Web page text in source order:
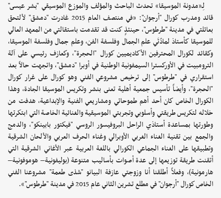
لِـ«مدونة الموسيقا» تحدث الباحث والمؤلف والموزع الموسيقي "بشر عيسى"
قائد ومدرب كورال "أرجوان": «في منتصف العام 2015 غادرت "دمشق" لألتحق
بعائلتي في مدينة "طرطوس"، حينئذٍ كنت قد تقدمت باستقالتي من المعهد العالي
للموسيقا كأستاذ لمادّتَي علم الجمال وفلسفة الفن، وعلم جمال وفلسفة الموسيقا،
وكقائد لكورال المحترفين الأكاديميين كورال "الحجرة"، وكعازف رئيسي على آلة
الترومبيت في الأوركسترا السيمفونية الوطنية في أوبرا "دمشق"، واتجهت حالاً بعد
استقراري في "طرطوس" إلى ترخيص مشروعي الفني وهو كورال على غرار كورال
"الحجرة"، وأيضاً تأسيس جمعية أهلية تعنى بنشر وتكريس الموسيقا الجادة، وهذا
الكورال الخاص كان أحد أهم طموحاتي ومشاريعي الفنية والإبداعية، هدفت من
خلاله لتكريس طريقتي وأسلوبي وتجربتي الموسيقية والغنائية الخاصة التي ابتكرتها
وطورتها بمساعدة أستاذي الراحل البروفيسور الروسي "فيكتور بابينكو"، والدمج
والجمع بين تقنية الغناء الغربي الأوبرالي وغناء الحرف العربي والألحان الشرقية
وتطبيقها على الغناء الجماعي الكورالي باللغة العربية عبر الأغاني الشرقية التي
أتقنت طريقة توزيعها إلى عدة أصوات بأساليب متنوعة (بوليفونية– هوموفونية–
هارمونية)، وفعلاً أطلقنا أنا وزوجتي عازفة البيانو "شذى طعمة" مشروعنا الفني
الخاص كورال "أرجوان" في مطلع تشرين الثاني عام 2015 في مدينة "طرطوس"».